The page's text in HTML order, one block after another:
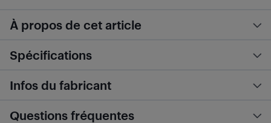
À propos de cet article
Spécifications
Infos du fabricant
Questions fréquentes